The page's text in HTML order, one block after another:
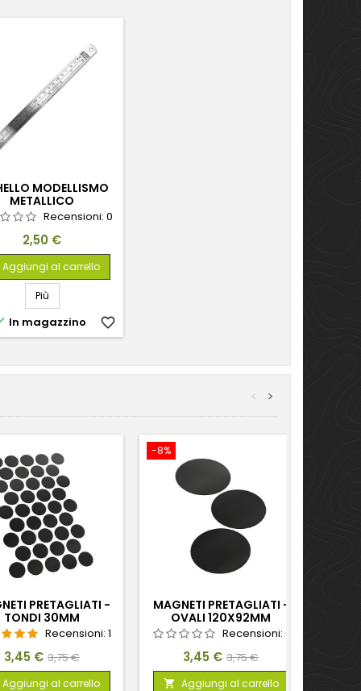
MODELLISMO
METALLICO
Recensioni: 0
Prezzo
2,50 €
Aggiungi al carrello
Più
In magazzino favorite_border
>
<
PRETAGLIATI -
TONDI 30MM
Recensioni: 1
Prezzo
3,45 € Prezzo
base
3,75 €
Aggiungi al carrello
-8%
MAGNETI PRETAGLIATI -
OVALI 120X92MM
Recensioni: 0
Prezzo
3,45 € Prezzo
base
3,75 €
 Aggiungi al carrello